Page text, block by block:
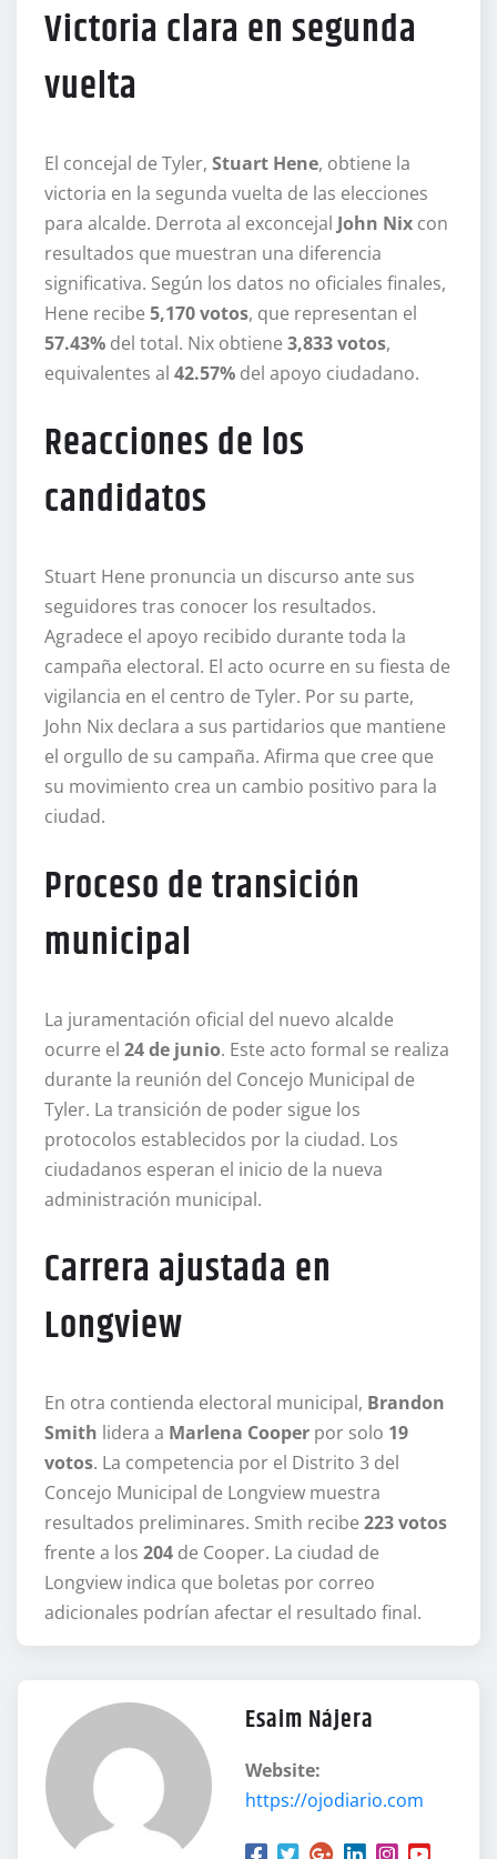
Victoria clara en segunda
vuelta
El concejal de Tyler, Stuart Hene, obtiene la
victoria en la segunda vuelta de las elecciones
para alcalde. Derrota al exconcejal John Nix con
resultados que muestran una diferencia
significativa. Según los datos no oficiales finales,
Hene recibe 5,170 votos, que representan el
57.43% del total. Nix obtiene 3,833 votos,
equivalentes al 42.57% del apoyo ciudadano.
Reacciones de los
candidatos
Stuart Hene pronuncia un discurso ante sus
seguidores tras conocer los resultados.
Agradece el apoyo recibido durante toda la
campaña electoral. El acto ocurre en su fiesta de
vigilancia en el centro de Tyler. Por su parte,
John Nix declara a sus partidarios que mantiene
el orgullo de su campaña. Afirma que cree que
su movimiento crea un cambio positivo para la
ciudad.
Proceso de transición
municipal
La juramentación oficial del nuevo alcalde
ocurre el 24 de junio. Este acto formal se realiza
durante la reunión del Concejo Municipal de
Tyler. La transición de poder sigue los
protocolos establecidos por la ciudad. Los
ciudadanos esperan el inicio de la nueva
administración municipal.
Carrera ajustada en
Longview
En otra contienda electoral municipal, Brandon
Smith lidera a Marlena Cooper por solo 19
votos. La competencia por el Distrito 3 del
Concejo Municipal de Longview muestra
resultados preliminares. Smith recibe 223 votos
frente a los 204 de Cooper. La ciudad de
Longview indica que boletas por correo
adicionales podrían afectar el resultado final.
Esaim Nájera
Website:
https://ojodiario.com